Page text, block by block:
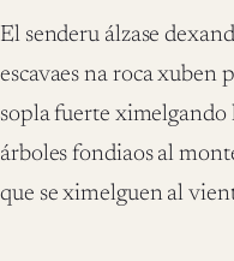
El senderu álzase
escavaes na roca xuben
sopla fuerte ximelgando
árboles fondiaos al
que se ximelguen al